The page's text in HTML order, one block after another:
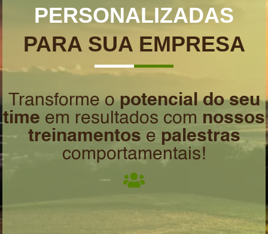
PERSONALIZADAS
PARA SUA EMPRESA
Transforme opotencial do seu
time em resultados com nossos
treinamentos e palestras
comportamentais​!